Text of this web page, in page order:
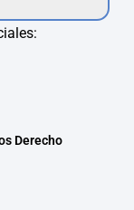
Derecho